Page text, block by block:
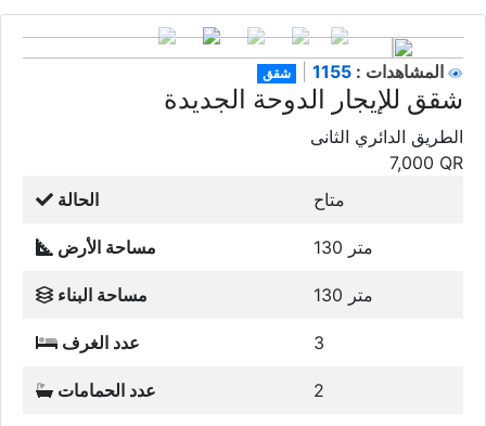
شقق المشاهدات :
شقق للإيجار الدوحة الجديدة
الطريق الدائري الثانى
7,000 QR
الحالة
متاح
مساحة الأرض 130 متر
مساحة البناء 130 متر
عدد الغرف 3
عدد الحمامات 2